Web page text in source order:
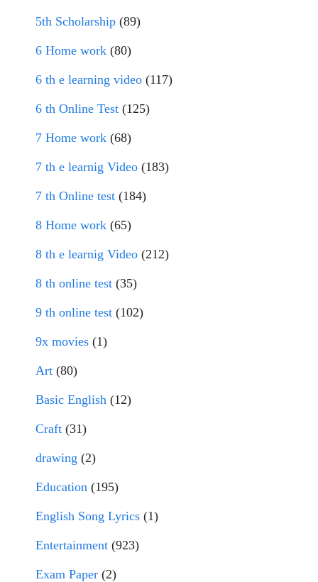
5th Scholarship (89)
6 Home work (80)
6 th e learning video (117)
6 th Online Test (125)
7 Home work (68)
7 th e learnig Video (183)
7 th Online test (184)
8 Home work (65)
8 th e learnig Video (212)
8 th online test (35)
9 th online test (102)
9x movies (1)
Art (80)
Basic English (12)
Craft (31)
drawing (2)
Education (195)
English Song Lyrics (1)
Entertainment (923)
Exam Paper (2)